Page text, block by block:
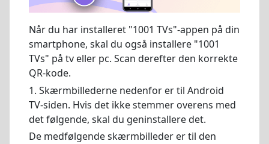
Når du har installeret "1001 TVs"-appen på din
smartphone, skal du også installere "1001
TVs" på tv eller pc. Scan derefter den korrekte
QR-kode.
1. Skærmbillederne nedenfor er til Android
TV-siden. Hvis det ikke stemmer overens med
det følgende, skal du geninstallere det.
De medfølgende skærmbilleder er til den